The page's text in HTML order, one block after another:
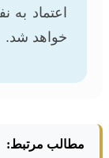
اعتماد
خواهد شد.
مطالب مرتبط: